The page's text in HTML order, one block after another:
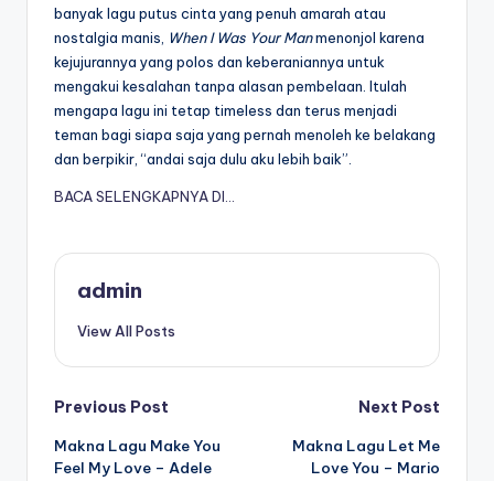
banyak lagu putus cinta yang penuh amarah atau
nostalgia manis, When I Was Your Manmenonjol karena
kejujurannya yang polos dan keberaniannya untuk
mengakui kesalahan tanpa alasan pembelaan. Itulah
mengapa lagu ini tetap timeless dan terus menjadi
teman bagi siapa saja yang pernah menoleh ke belakang
dan berpikir, “andai saja dulu aku lebih baik”.
BACA SELENGKAPNYA DI…
admin
View All Posts
Post
navigation
Previous Post
Makna Lagu Make You
Feel My Love – Adele
Next Post
Makna Lagu Let Me
Love You – Mario